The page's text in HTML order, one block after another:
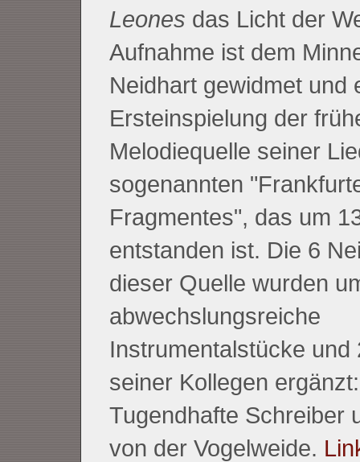
Leones das Licht der
Aufnahme ist dem
Neidhart gewidmet und
Ersteinspielung der
Melodiequelle seiner
sogenannten
Fragmentes", das um
entstanden ist. Die 6
dieser Quelle wurden
abwechslungsreiche
Instrumentalstücke und
seiner Kollegen
Tugendhafte Schreiber
von der Vogelweide.